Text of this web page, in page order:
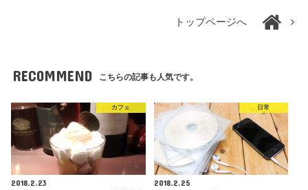
トップページへ
RECOMMEND こちらの記事も人気です。
カフェ
2018.2.23
日常
2018.2.25